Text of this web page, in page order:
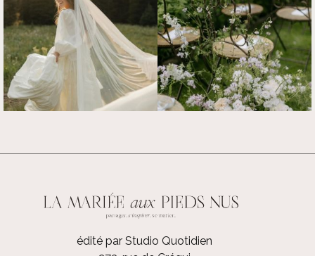
édité par Studio Quotidien